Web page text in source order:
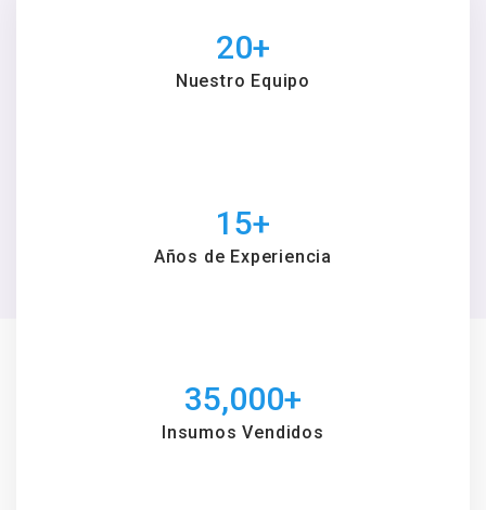
20+
Nuestro Equipo
15+
Años de Experiencia
35,000+
Insumos Vendidos